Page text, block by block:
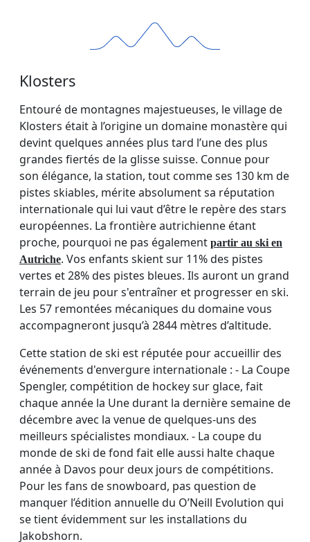
Klosters
Entouré de montagnes majestueuses, le village de
Klosters était à l’origine un domaine monastère qui
devint quelques années plus tard l’une des plus
grandes fiertés de la glisse suisse. Connue pour
son élégance, la station, tout comme ses 130 km de
pistes skiables, mérite absolument sa réputation
internationale qui lui vaut d’être le repère des stars
européennes. La frontière autrichienne étant
proche, pourquoi ne pas également partir au ski en
Autriche. Vos enfants skient sur 11% des pistes
vertes et 28% des pistes bleues. Ils auront un grand
terrain de jeu pour s'entraîner et progresser en ski.
Les 57 remontées mécaniques du domaine vous
accompagneront jusqu’à 2844 mètres d’altitude.
Cette station de ski est réputée pour accueillir des
événements d'envergure internationale : - La Coupe
Spengler, compétition de hockey sur glace, fait
chaque année la Une durant la dernière semaine de
décembre avec la venue de quelques-uns des
meilleurs spécialistes mondiaux. - La coupe du
monde de ski de fond fait elle aussi halte chaque
année à Davos pour deux jours de compétitions.
Pour les fans de snowboard, pas question de
manquer l’édition annuelle du O’Neill Evolution qui
se tient évidemment sur les installations du
Jakobshorn.